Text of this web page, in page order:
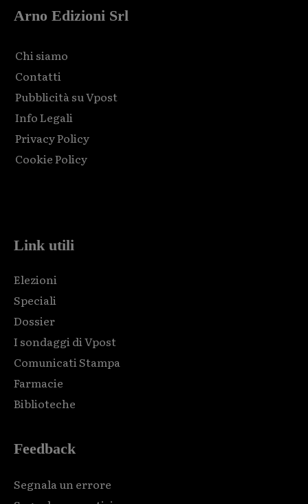
Arno Edizioni Srl
Chi siamo
Contatti
Pubblicità su Vpost
Info Legali
Privacy Policy
Cookie Policy
Link utili
Elezioni
Speciali
Dossier
I sondaggi di Vpost
Comunicati Stampa
Farmacie
Biblioteche
Feedback
Segnala un errore